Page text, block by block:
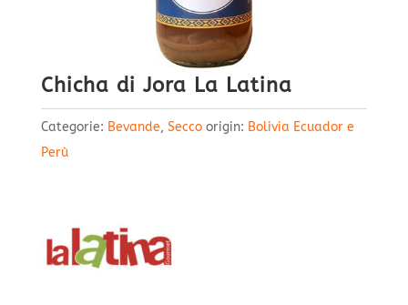
Chicha di Jora La Latina
Categorie: Bevande, Secco origin: Bolivia Ecuador e
Perù